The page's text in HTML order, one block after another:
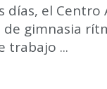
días, el Centro
gimnasia
trabajo ...